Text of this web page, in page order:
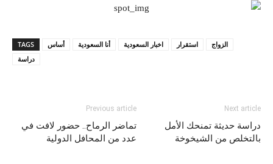
TAGS أساس أنا السعودية اخبار السعودية استقرار
الزواج
دراسة
Previous article
تماضر الرماح.. حضور لافت في
عدد من المحافل الدولية
Next article
دراسة حديثة تمنحك الأمل
بالتخلص من الشيخوخة